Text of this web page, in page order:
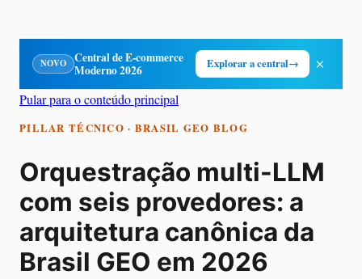
NOVO
Central de E-commerce
Moderno 2026
Explorar a central→ ×
Pular para o conteúdo principal
PILLAR TÉCNICO · BRASIL GEO BLOG
Orquestração multi-LLM
com seis provedores: a
arquitetura canônica da
Brasil GEO em 2026